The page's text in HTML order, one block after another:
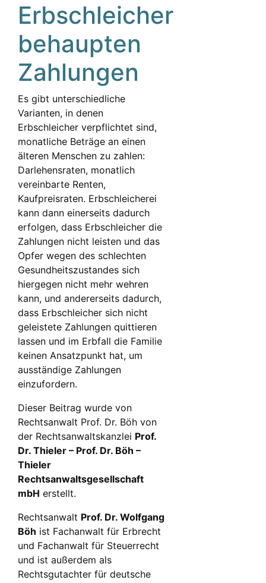
Erbschleicher
behaupten
Zahlungen
Es gibt unterschiedliche
Varianten, in denen
Erbschleicher verpflichtet sind,
monatliche Beträge an einen
älteren Menschen zu zahlen:
Darlehensraten, monatlich
vereinbarte Renten,
Kaufpreisraten. Erbschleicherei
kann dann einerseits dadurch
erfolgen, dass Erbschleicher die
Zahlungen nicht leisten und das
Opfer wegen des schlechten
Gesundheitszustandes sich
hiergegen nicht mehr wehren
kann, und andererseits dadurch,
dass Erbschleicher sich nicht
geleistete Zahlungen quittieren
lassen und im Erbfall die Familie
keinen Ansatzpunkt hat, um
ausständige Zahlungen
einzufordern.
Dieser Beitrag wurde von
Rechtsanwalt Prof. Dr. Böh von
der Rechtsanwaltskanzlei Prof.
Dr. Thieler – Prof. Dr. Böh –
Thieler
Rechtsanwaltsgesellschaft
mbH erstellt.
Rechtsanwalt Prof. Dr. Wolfgang
Böh ist Fachanwalt für Erbrecht
und Fachanwalt für Steuerrecht
und ist außerdem als
Rechtsgutachter für deutsche